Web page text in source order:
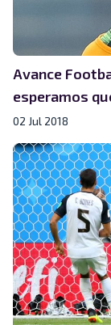
Avance
esperamos
02 Jul 2018